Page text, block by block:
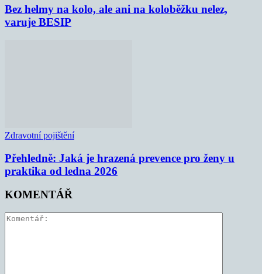
Bez helmy na kolo, ale ani na koloběžku nelez,
varuje BESIP
Zdravotní pojištění
Přehledně: Jaká je hrazená prevence pro ženy u
praktika od ledna 2026
KOMENTÁŘ